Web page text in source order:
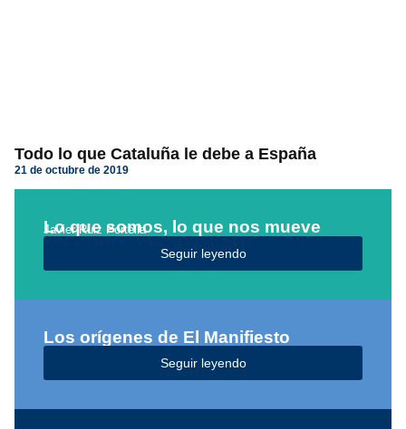
Todo lo que Cataluña le debe a España
21 de octubre de 2019
Lo que somos, lo que nos mueve
Javier Ruiz Portella
Seguir leyendo
Los orígenes de El Manifiesto
Seguir leyendo